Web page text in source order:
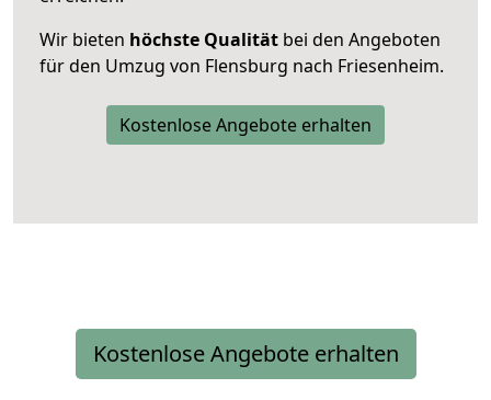
Wir bieten höchste Qualität bei den Angeboten
für den Umzug von Flensburg nach Friesenheim.
Kostenlose Angebote erhalten
Kostenlose Angebote erhalten